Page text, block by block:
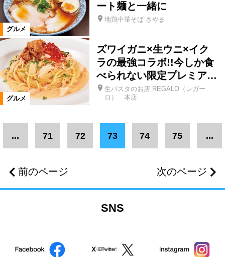
ラーメン そば・うどん
パン・ベーカリーレストラン その他
イタリアン ピザ
洋菓子 和菓子
和洋菓子
ジェラート・ソフトクリーム
グルメ
ート麺と一緒に
地鶏中華そば さやま
グルメ
ズワイガニ×生ウニ×イク
ラの最強コラボ!!今しか食
べられない限定プレミア…
生パスタのお店 REGALO（レガー
ロ） 本店
前のページ
... 71 72 73 74 75 ...
次のページ
SNS